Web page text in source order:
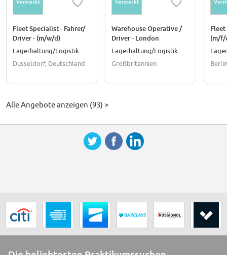
Versteckt
Fleet Specialist - Fahrer/
Driver - (m/w/d)
Lagerhaltung/Logistik
Dusseldorf, Deutschland
Versteckt
Warehouse Operative /
Driver - London
Lagerhaltung/Logistik
Großbritannien
(m/f/
Alle Angebote anzeigen (93) >